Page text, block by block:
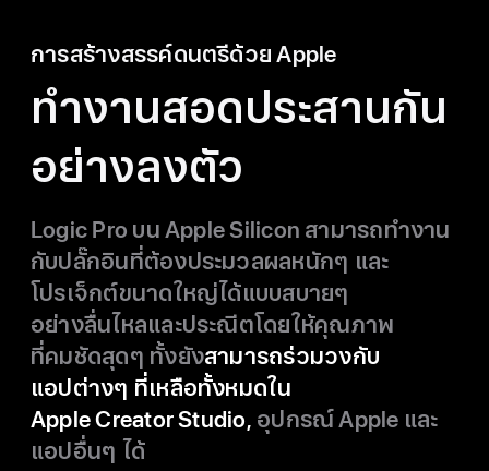
การสร้างสรรค์ดนตรีด้วย Apple
ทำงานสอดประสานกัน
อย่างลงตัว
Logic Proบน Apple Siliconสามารถทำงาน
กับปลั๊กอินที่ต้องประมวลผลหนักๆ และ
โปรเจ็กต์ขนาดใหญ่ได้แบบสบายๆ
อย่างลื่นไหลและประณีตโดยให้คุณภาพ
ที่คมชัดสุดๆ ทั้งยังสามารถร่วมวงกับ
แอปต่างๆ ที่เหลือทั้งหมดใน
Apple Creator Studio,อุปกรณ์Apple และ
แอปอื่นๆ ได้